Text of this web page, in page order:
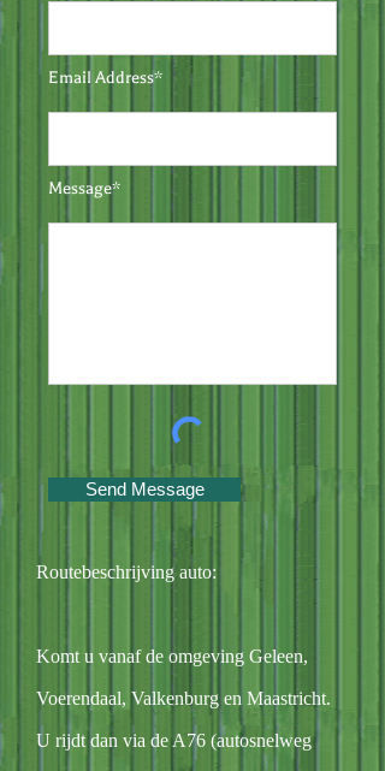
Email Address*
Message*
Send Message
Routebeschrijving auto:
Komt u vanaf de omgeving Geleen,
Voerendaal, Valkenburg en Maastricht.
U rijdt dan via de A76 (autosnelweg